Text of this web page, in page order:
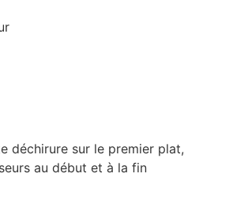
déchirure sur le premier plat,
au début et à la fin